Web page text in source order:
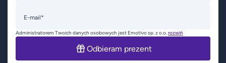
E-mail*
Administratorem Twoich danych osobowych jest Emotivo sp. z o.o.rozwiń
Odbieram prezent